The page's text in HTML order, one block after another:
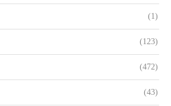
(1)
(123)
(472)
(43)